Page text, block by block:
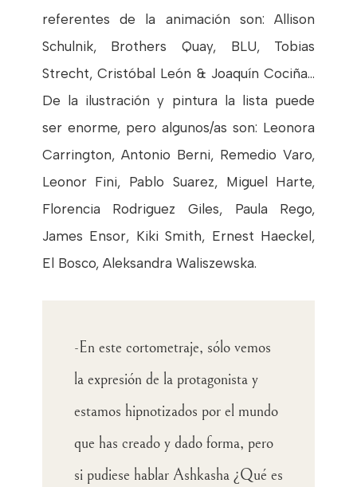
referentes de la animación son: Allison
Schulnik, Brothers Quay, BLU, Tobias
Strecht, Cristóbal León & Joaquín Cociña…
De la ilustración y pintura la lista puede
ser enorme, pero algunos/as son: Leonora
Carrington, Antonio Berni, Remedio Varo,
Leonor Fini, Pablo Suarez, Miguel Harte,
Florencia Rodriguez Giles, Paula Rego,
James Ensor, Kiki Smith, Ernest Haeckel,
El Bosco, Aleksandra Waliszewska.
-En este cortometraje, sólo vemos
la expresión de la protagonista y
estamos hipnotizados por el mundo
que has creado y dado forma, pero
si pudiese hablar Ashkasha ¿Qué es